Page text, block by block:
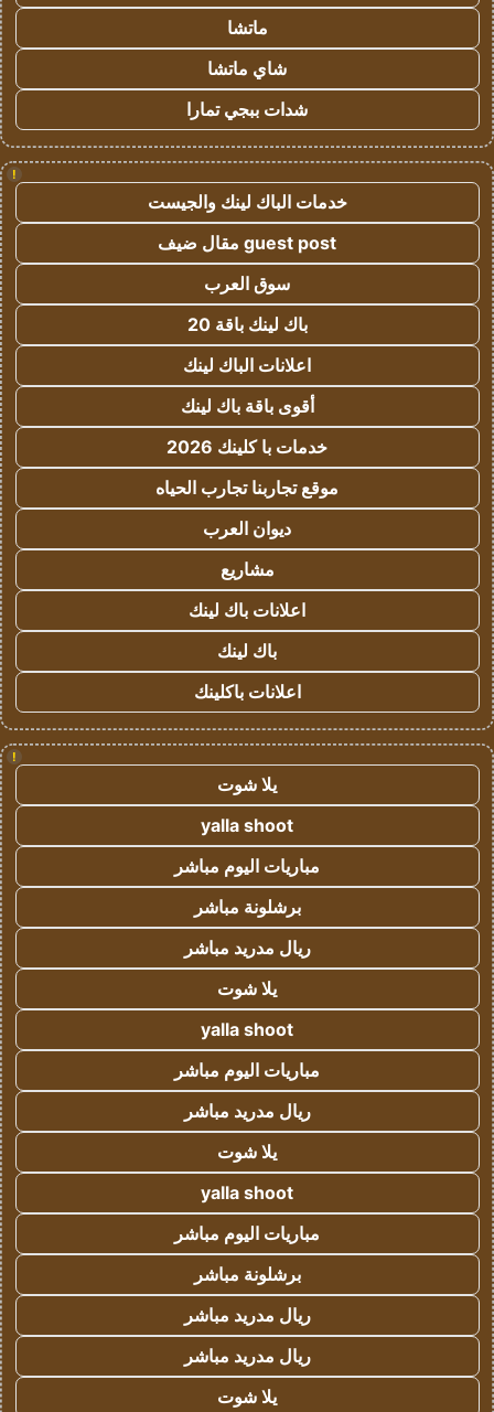
ماتشا
شاي ماتشا
شدات ببجي تمارا
!
خدمات الباك لينك والجيست
guest post مقال ضيف
سوق العرب
باك لينك باقة 20
اعلانات الباك لينك
أقوى باقة باك لينك
خدمات با كلينك 2026
موقع تجاربنا تجارب الحياه
ديوان العرب
مشاريع
اعلانات باك لينك
باك لينك
اعلانات باكلينك
!
يلا شوت
yalla shoot
مباريات اليوم مباشر
برشلونة مباشر
ريال مدريد مباشر
يلا شوت
yalla shoot
مباريات اليوم مباشر
ريال مدريد مباشر
يلا شوت
yalla shoot
مباريات اليوم مباشر
برشلونة مباشر
ريال مدريد مباشر
ريال مدريد مباشر
يلا شوت